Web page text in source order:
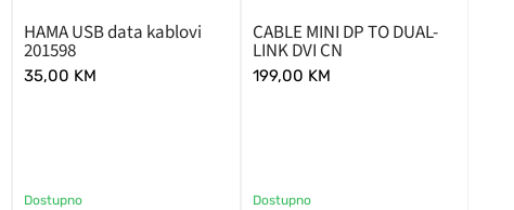
HAMA USB data kablovi
201598
35,00 KM
Dostupno
CABLE MINI DP TO DUAL-
LINK DVI CN
199,00 KM
Dostupno